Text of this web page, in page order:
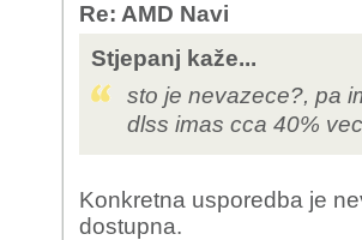
Re: AMD Navi
Stjepanj kaže...
sto je nevazece?, pa
dlss imas cca 40%
Konkretna usporedba je
dostupna.